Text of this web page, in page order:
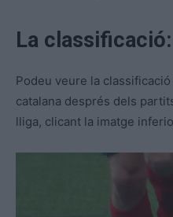
La classificació:
Podeu veure la
catalana després dels
lliga, clicant la imatge